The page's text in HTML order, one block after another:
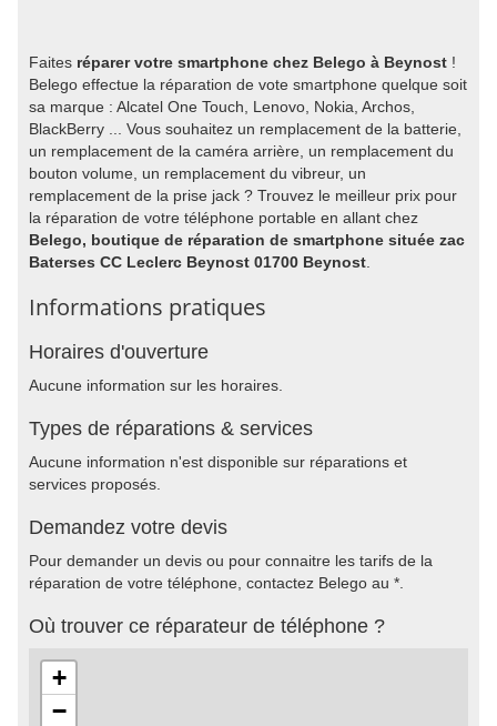
Faites réparer votre smartphone chez Belego à Beynost !
Belego effectue la réparation de vote smartphone quelque soit
sa marque : Alcatel One Touch, Lenovo, Nokia, Archos,
BlackBerry ... Vous souhaitez un remplacement de la batterie,
un remplacement de la caméra arrière, un remplacement du
bouton volume, un remplacement du vibreur, un
remplacement de la prise jack ? Trouvez le meilleur prix pour
la réparation de votre téléphone portable en allant chez
Belego, boutique de réparation de smartphone située zac
Baterses CC Leclerc Beynost 01700 Beynost
Informations pratiques
Horaires d'ouverture
Aucune information sur les horaires.
Types de réparations & services
Aucune information n'est disponible sur réparations et
services proposés.
Demandez votre devis
Pour demander un devis ou pour connaitre les tarifs de la
réparation de votre téléphone, contactez Belego au *.
Où trouver ce réparateur de téléphone ?
+
−